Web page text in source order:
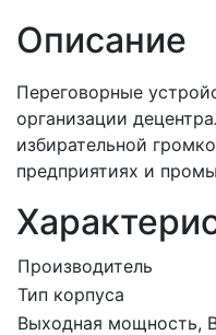
Описание
Переговорные
организации
избирательной
предприятиях и
Производитель
Тип корпуса
Выходная мощность,